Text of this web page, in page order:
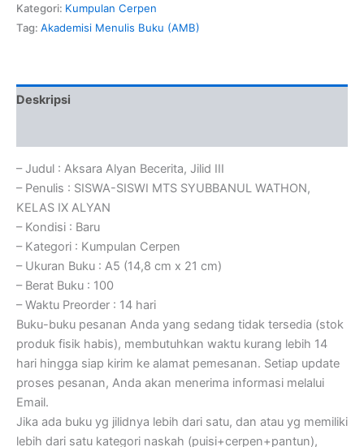
Kategori: Kumpulan Cerpen
Tag: Akademisi Menulis Buku (AMB)
Deskripsi
– Judul : Aksara Alyan Becerita, Jilid III
– Penulis : SISWA-SISWI MTS SYUBBANUL WATHON,
KELAS IX ALYAN
– Kondisi : Baru
– Kategori : Kumpulan Cerpen
– Ukuran Buku : A5 (14,8 cm x 21 cm)
– Berat Buku : 100
– Waktu Preorder : 14 hari
Buku-buku pesanan Anda yang sedang tidak tersedia (stok
produk fisik habis), membutuhkan waktu kurang lebih 14
hari hingga siap kirim ke alamat pemesanan. Setiap update
proses pesanan, Anda akan menerima informasi melalui
Email.
Jika ada buku yg jilidnya lebih dari satu, dan atau yg memiliki
lebih dari satu kategori naskah (puisi+cerpen+pantun),